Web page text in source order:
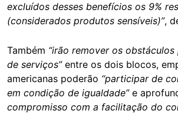
excluídos desses benefícios os 9%
(considerados produtos sensíveis)”,
Também “irão remover os
de serviços” entre os dois blocos,
americanas poderão “participar de
em condição de igualdade” e
compromisso com a facilitação do